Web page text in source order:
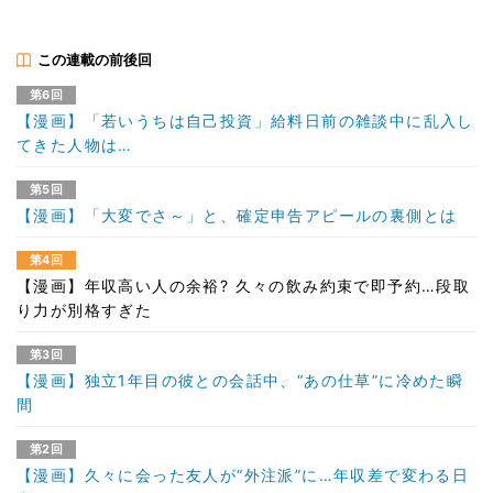
この連載の前後回
第6回
【漫画】「若いうちは自己投資」給料日前の雑談中に乱入し
てきた人物は…
第5回
【漫画】「大変でさ～」と、確定申告アピールの裏側とは
第4回
【漫画】年収高い人の余裕? 久々の飲み約束で即予約…段取
り力が別格すぎた
第3回
【漫画】独立1年目の彼との会話中、“あの仕草”に冷めた瞬
間
第2回
【漫画】久々に会った友人が“外注派”に…年収差で変わる日